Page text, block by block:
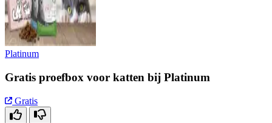
Platinum
Gratis proefbox voor katten bij Platinum
Gratis